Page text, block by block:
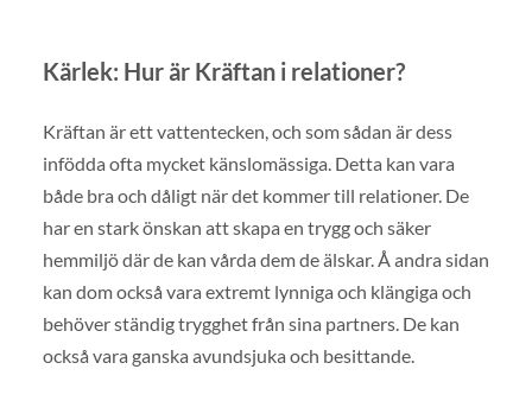
Kärlek: Hur är Kräftan i relationer?
Kräftan är ett vattentecken, och som sådan är dess
infödda ofta mycket känslomässiga. Detta kan vara
både bra och dåligt när det kommer till relationer. De
har en stark önskan att skapa en trygg och säker
hemmiljö där de kan vårda dem de älskar. Å andra sidan
kan dom också vara extremt lynniga och klängiga och
behöver ständig trygghet från sina partners. De kan
också vara ganska avundsjuka och besittande.